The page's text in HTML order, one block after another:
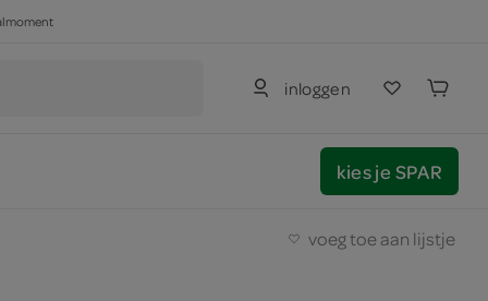
inloggen
kies je SPAR
voeg toe aan lijstje